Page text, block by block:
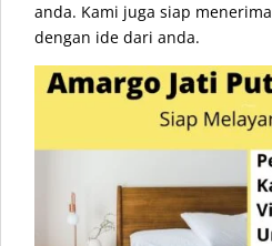
anda. Kami juga siap menerima
dengan ide dari anda.